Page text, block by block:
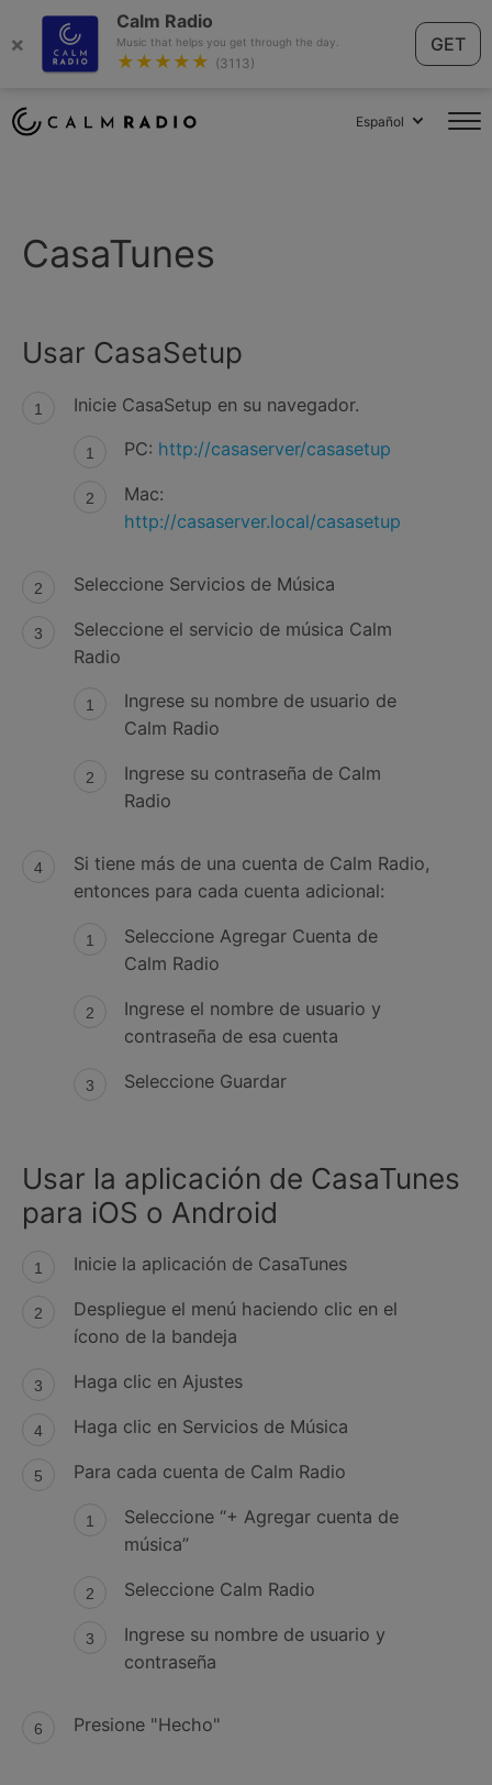
×
Calm Radio
Music that helps you get through the day.
★★★★★ (3113)
GET
Español
CasaTunes
Usar CasaSetup
Inicie CasaSetup en su navegador.
PC: http://casaserver/casasetup
Mac:
http://casaserver.local/casasetup
Seleccione Servicios de Música
Seleccione el servicio de música Calm
Radio
Ingrese su nombre de usuario de
Calm Radio
Ingrese su contraseña de Calm
Radio
Si tiene más de una cuenta de Calm Radio,
entonces para cada cuenta adicional:
Seleccione Agregar Cuenta de
Calm Radio
Ingrese el nombre de usuario y
contraseña de esa cuenta
Seleccione Guardar
Usar la aplicación de CasaTunes
para iOS o Android
Inicie la aplicación de CasaTunes
Despliegue el menú haciendo clic en el
ícono de la bandeja
Haga clic en Ajustes
Haga clic en Servicios de Música
Para cada cuenta de Calm Radio
Seleccione “+ Agregar cuenta de
música”
Seleccione Calm Radio
Ingrese su nombre de usuario y
contraseña
Presione "Hecho"